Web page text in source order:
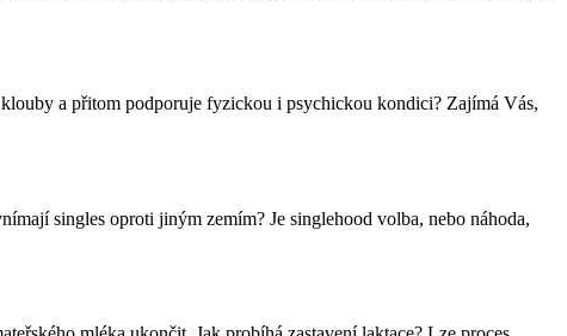
a přitom podporuje fyzickou i psychickou kondici? Zajímá Vás,
singles oproti jiným zemím? Je singlehood volba, nebo náhoda,